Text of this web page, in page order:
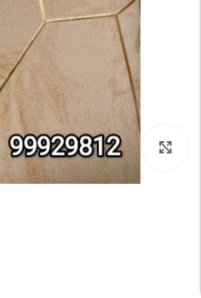
تكبير الصورة